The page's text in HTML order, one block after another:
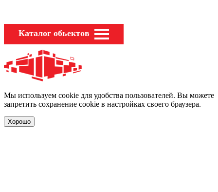
Каталог обьектов
Мы используем cookie для удобства пользователей. Вы можете
запретить сохранение cookie в настройках своего браузера.
Хорошо